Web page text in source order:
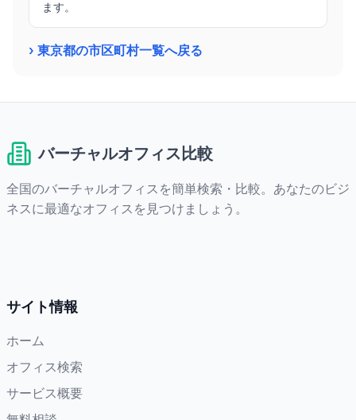
ます。
› 東京都の市区町村一覧へ戻る
バーチャルオフィス比較
全国のバーチャルオフィスを簡単検索・比較。あなたのビジ
ネスに最適なオフィスを見つけましょう。
サイト情報
ホーム
オフィス検索
サービス概要